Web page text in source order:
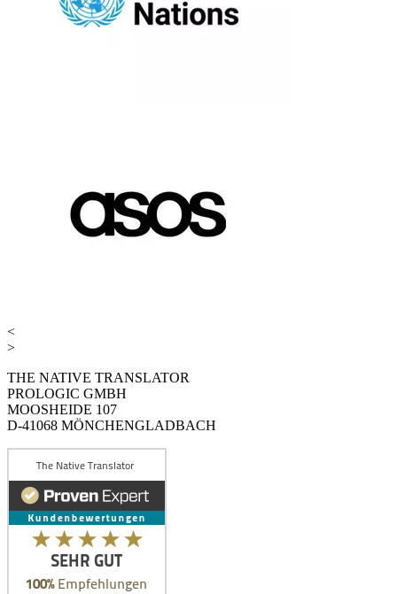
<
>
THE NATIVE TRANSLATOR
PROLOGIC GMBH
MOOSHEIDE 107
D-41068 MÖNCHENGLADBACH